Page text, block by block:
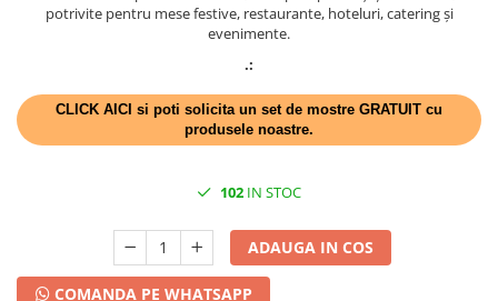
DECOR 1 & 8 MARTIE
DECOR HALLOWEEN
DECOR ZIUA ROMANIEI
DECOR TOAMNA
potrivite pentru mese festive, restaurante, hoteluri, catering și
evenimente.
.:
CLICK AICI si poti solicita un set de mostre GRATUIT cu
produsele noastre.
102 IN STOC
ADAUGA IN COS
COMANDA PE WHATSAPP